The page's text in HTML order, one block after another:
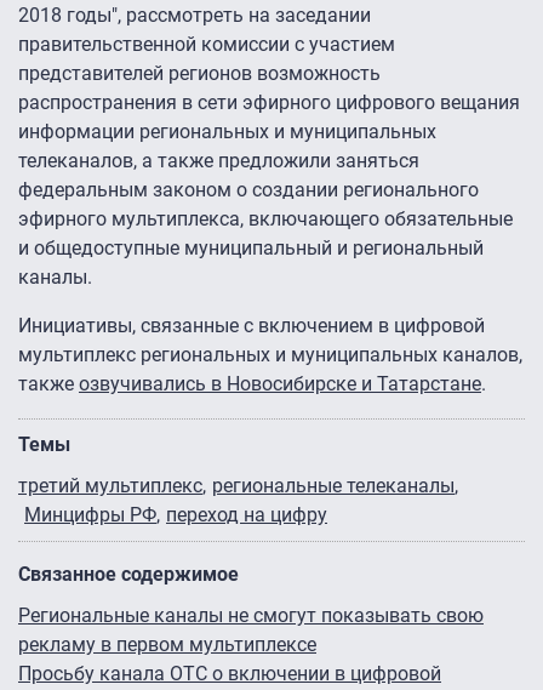
2018 годы", рассмотреть на заседании
правительственной комиссии с участием
представителей регионов возможность
распространения в сети эфирного цифрового вещания
информации региональных и муниципальных
телеканалов, а также предложили заняться
федеральным законом о создании регионального
эфирного мультиплекса, включающего обязательные
и общедоступные муниципальный и региональный
каналы.
Инициативы, связанные с включением в цифровой
мультиплекс региональных и муниципальных каналов,
также озвучивались в Новосибирске и Татарстане.
Темы
третий мультиплекс региональные телеканалы
Минцифры РФ переход на цифру
Связанное содержимое
Региональные каналы не смогут показывать свою
рекламу в первом мультиплексе
Просьбу канала ОТС о включении в цифровой